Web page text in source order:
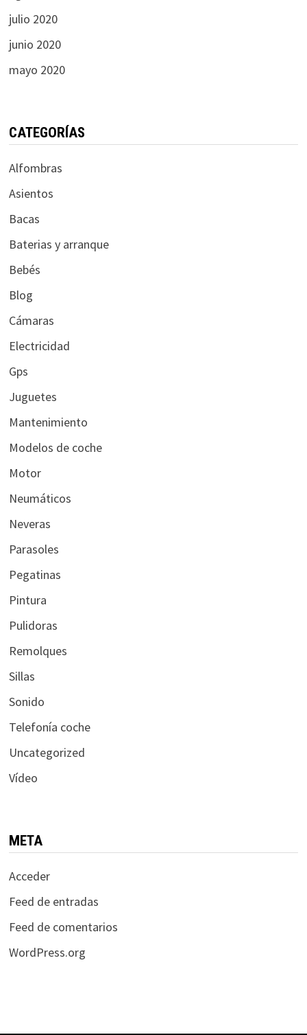
julio 2020
junio 2020
mayo 2020
CATEGORÍAS
Alfombras
Asientos
Bacas
Baterias y arranque
Bebés
Blog
Cámaras
Electricidad
Gps
Juguetes
Mantenimiento
Modelos de coche
Motor
Neumáticos
Neveras
Parasoles
Pegatinas
Pintura
Pulidoras
Remolques
Sillas
Sonido
Telefonía coche
Uncategorized
Vídeo
META
Acceder
Feed de entradas
Feed de comentarios
WordPress.org